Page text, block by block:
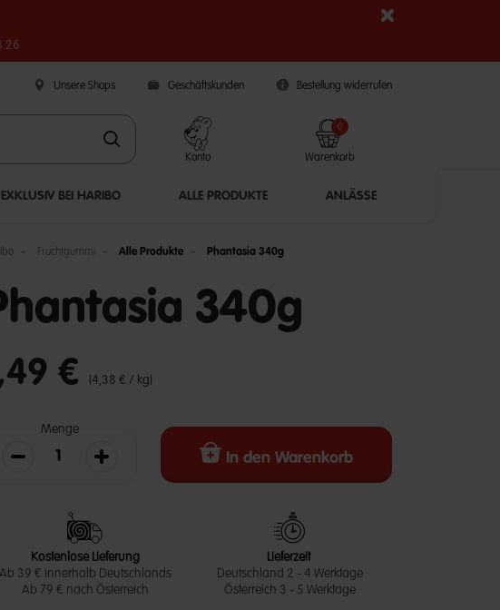
Unsere Shops Geschäftskunden Bestellung widerrufen
Konto Warenkorb
0
EXKLUSIV BEI HARIBO ALLE PRODUKTE ANLÄSSE
Fruchtgummi Alle Produkte Phantasia 340g
340g
out of 5 Customer Rating
€ (4,38 € / kg)
Menge
Die Menge verringernDie Menge erhöhen In den Warenkorb
Kostenlose Lieferung
Ab 39 € innerhalb Deutschlands
Ab 79 € nach Österreich
Lieferzeit
Deutschland 2 - 4 Werktage
Österreich 3 - 5 Werktage